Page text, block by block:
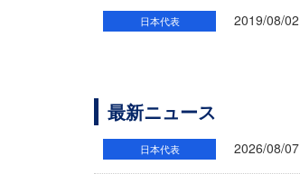
日本代表 2019/08/02
最新ニュース
日本代表 2026/08/07